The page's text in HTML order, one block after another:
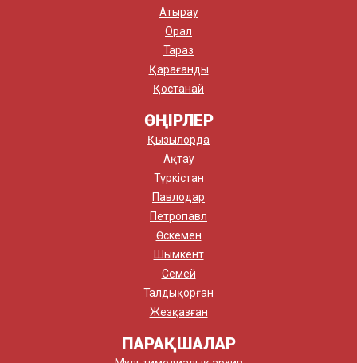
Атырау
Орал
Тараз
Қарағанды
Қостанай
ӨҢІРЛЕР
Қызылорда
Ақтау
Түркістан
Павлодар
Петропавл
Өскемен
Шымкент
Семей
Талдықорған
Жезқазған
ПАРАҚШАЛАР